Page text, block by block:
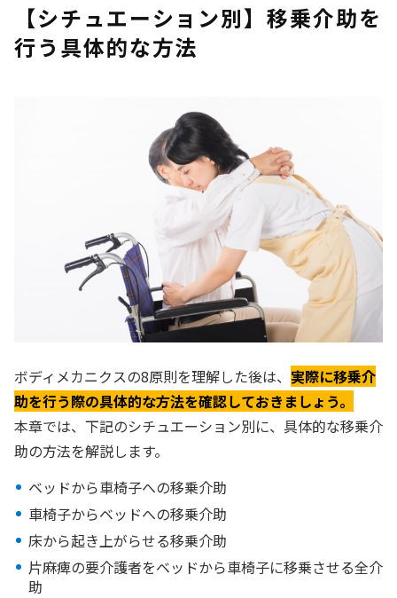
【シチュエーション別】移乗介助を
行う具体的な方法
ボディメカニクスの8原則を理解した後は、 実際に移乗介
助を行う際の具体的な方法を確認しておきましょう。
本章では、下記のシチュエーション別に、具体的な移乗介
助の方法を解説します。
ベッドから車椅子への移乗介助
車椅子からベッドへの移乗介助
床から起き上がらせる移乗介助
片麻痺の要介護者をベッドから車椅子に移乗させる全介
助